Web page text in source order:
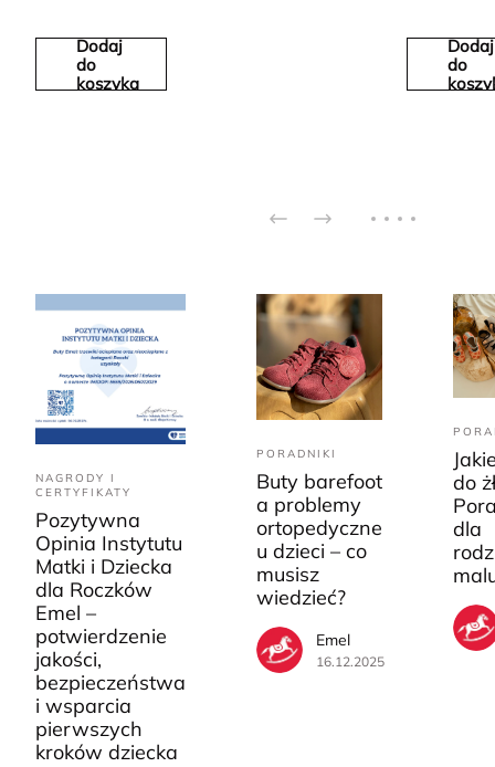
Dodaj
do
koszyka
Dodaj
do
NAGRODY I
CERTYFIKATY
Pozytywna
Opinia Instytutu
Matki i Dziecka
dla Roczków
Emel –
potwierdzenie
jakości,
bezpieczeństwa
i wsparcia
pierwszych
kroków dziecka
PORADNIKI
Buty barefoot
a problemy
ortopedyczne
u dzieci – co
musisz
wiedzieć?
Emel
16.12.2025
do
dla